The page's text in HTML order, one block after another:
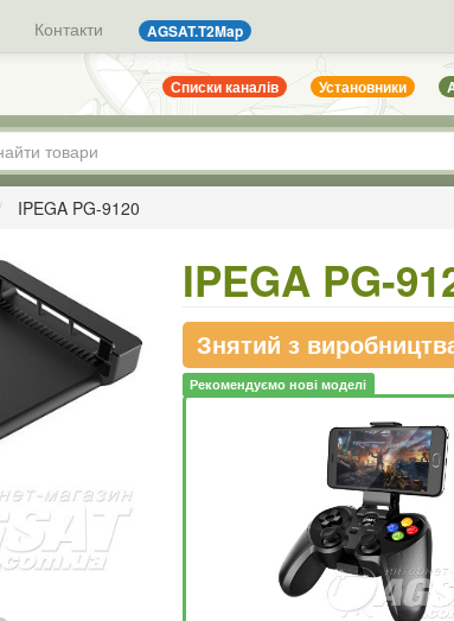
Контакти AGSAT.T2Map
Списки каналів Установники
IPEGA PG-9120
IPEGA PG-
Знятий з
Рекомендуємо нові моделі